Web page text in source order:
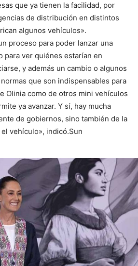
que ya tienen la facilidad, por
de distribución en distintos
algunos vehículos».
proceso para poder lanzar una
para ver quiénes estarían en
y además un cambio o algunos
que son indispensables para
Olinia como de otros mini vehículos
ya avanzar. Y sí, hay mucha
de gobiernos, sino también de la
vehículo», indicó.Sun